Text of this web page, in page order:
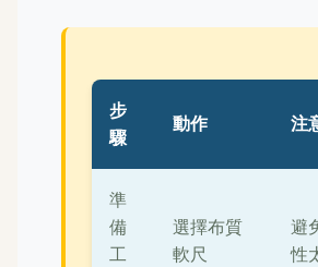
步
驟
動作 注
準
備
工
選擇布質
軟尺
避
性